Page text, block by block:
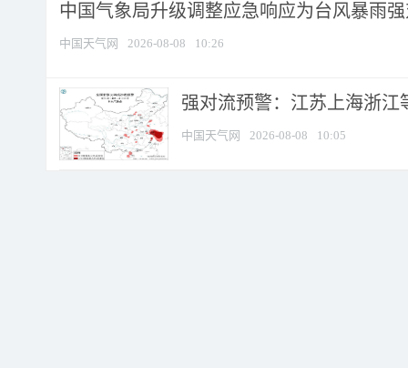
中国气象局升级调整应急响应为台风暴雨
中国天气网 2026-08-08 10:26
强对流预警：江苏上海浙江
中国天气网 2026-08-08 10:05